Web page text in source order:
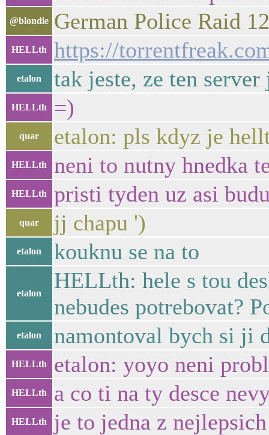
@blondie German Police Raid
HELLth https://
etalon tak jeste, ze ten server
HELLth =)
quar etalon: pls kdyz je
HELLth neni to nutny hnedka
HELLth pristi tyden uz asi
quar jj chapu ')
etalon kouknu se na to
etalon
HELLth: hele s tou
nebudes potrebovat?
etalon namontoval bych si ji
HELLth etalon: yoyo neni
HELLth a co ti na ty desce
HELLth je to jedna z